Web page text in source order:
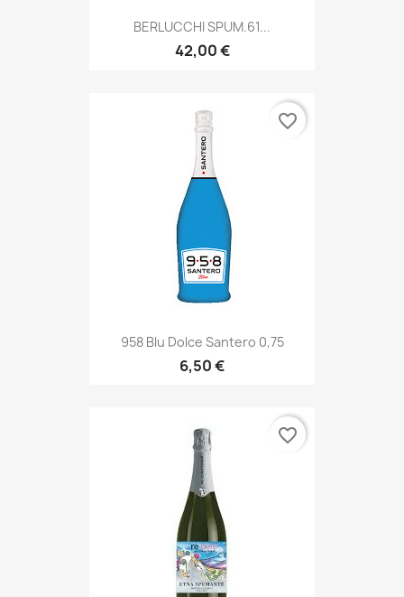
BERLUCCHI SPUM.61...
42,00 €
958 Blu Dolce Santero 0,75
6,50 €
favorite_border
favorite_border